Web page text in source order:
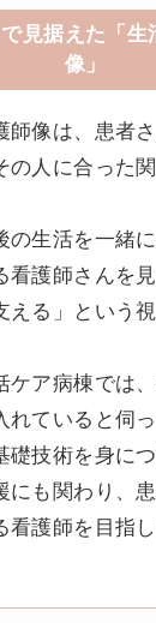
見据えた「生
像」
師像は、患者
の人に合った
の生活を一緒
看護師さんを
える」という
ケア病棟では
れていると伺
礎技術を身に
にも関わり、
看護師を目指